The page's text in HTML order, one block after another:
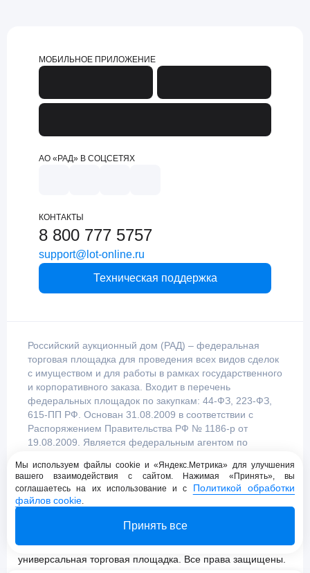
МОБИЛЬНОЕ ПРИЛОЖЕНИЕ
АО «РАД» В СОЦСЕТЯХ
КОНТАКТЫ
8 800 777 5757
support@lot-online.ru
Техническая поддержка
Российский аукционный дом (РАД) – федеральная
торговая площадка для проведения всех видов сделок
с имуществом и для работы в рамках государственного
и корпоративного заказа. Входит в перечень
федеральных площадок по закупкам: 44-ФЗ, 223-ФЗ,
615-ПП РФ. Основан 31.08.2009 в соответствии с
Распоряжением Правительства РФ № 1186-р от
19.08.2009. Является федеральным агентом по
Правительством Российской Федерации.
Политика конфиденциальности
© 2009 - 2026 АО «Российский аукционный дом»
универсальная торговая площадка. Все права защищены.
Мы используем файлы cookie и «Яндекс.Метрика» для улучшения
вашего взаимодействия с сайтом. Нажимая «Принять», вы
соглашаетесь на их использование и с Политикой обработки
файлов cookie.
Принять все